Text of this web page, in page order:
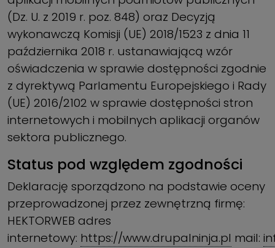
(Dz. U. z 2019 r. poz. 848) oraz Decyzją
wykonawczą Komisji (UE) 2018/1523 z dnia 11
października 2018 r. ustanawiającą wzór
oświadczenia w sprawie dostępności zgodnie
z dyrektywą Parlamentu Europejskiego i Rady
(UE) 2016/2102 w sprawie dostępności stron
internetowych i mobilnych aplikacji organów
sektora publicznego.
Status pod względem zgodności
Deklarację sporządzono na podstawie oceny
przeprowadzonej przez zewnętrzną firmę:
HEKTORWEB adres
internetowy: https://www.drupalninja.pl mail: